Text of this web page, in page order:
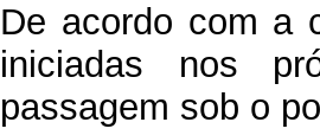
De acordo com a
iniciadas nos
passagem sob o